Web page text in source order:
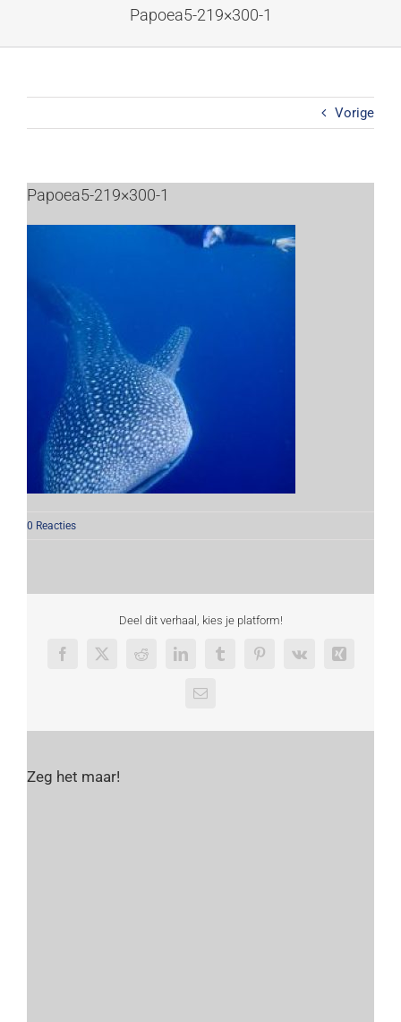
Papoea5-219×300-1
Vorige
Papoea5-219×300-1
0 Reacties
Deel dit verhaal, kies je platform!
Facebook
X RedditLinkedInTumblrPinterest
Vk Xing
E-
Zeg het maar!